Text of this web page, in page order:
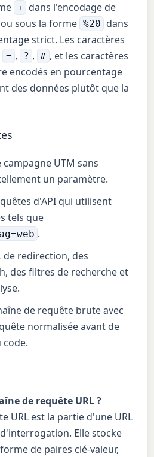
+ dans l'encodage de
sous la forme %20 dans
strict. Les caractères
= , ? , # , et les caractères
encodés en pourcentage
des données plutôt que la
campagne UTM sans
un paramètre.
d'API qui utilisent
tels que
.
de redirection, des
des filtres de recherche et
de requête brute avec
normalisée avant de
code.
de requête URL ?
URL est la partie d'une URL
Elle stocke
de paires clé-valeur,